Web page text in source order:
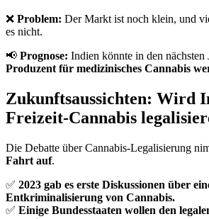
❌ Problem: Der Markt ist noch klein, und
es nicht.
📢 Prognose: Indien könnte in den nächsten
Produzent für medizinisches Cannabis
Zukunftsaussichten: Wird
Freizeit-Cannabis
Die Debatte über Cannabis-Legalisierung
Fahrt auf.
✅ 2023 gab es erste Diskussionen über
Entkriminalisierung von Cannabis.
✅ Einige Bundesstaaten wollen den